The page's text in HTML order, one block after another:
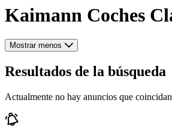
Kaimann Coches
Mostrar menos
Resultados de la búsqueda
Actualmente no hay anuncios que